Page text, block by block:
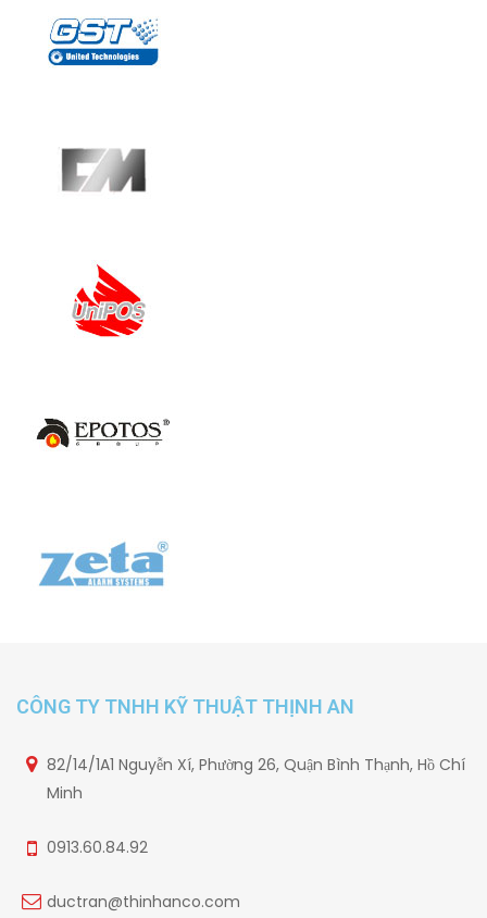
CÔNG TY TNHH KỸ THUẬT THỊNH AN
82/14/1A1 Nguyễn Xí, Phường 26, Quận Bình Thạnh, Hồ Chí
Minh
0913.60.84.92
ductran@thinhanco.com